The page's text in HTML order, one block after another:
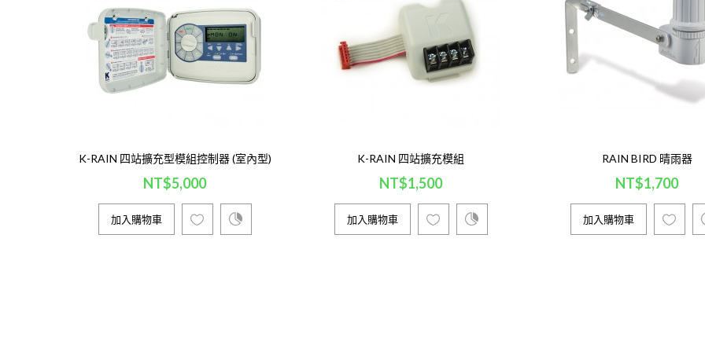
商品名稱：K-Rain PRO EX 2.0 四站擴充型模組控制器 (室內型)
控制器，可以使用擴充模組增加控制站數，搭配晴..
K-Rain 四站擴充模組
NT$1,500
K-RAIN 四站擴充型模組控制器 (室內型)
NT$5,000
加入購物車
K-RAIN 四站擴充模組
NT$1,500
加入購物車
RAIN BIRD 晴雨器
NT$1,700
加入購物車